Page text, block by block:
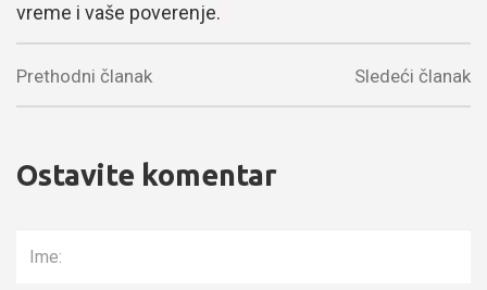
vreme i vaše poverenje.
Sledeći članak
Prethodni članak
Ostavite komentar